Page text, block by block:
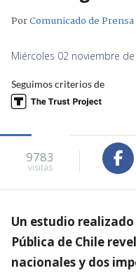
PorComunicado de Prensa
Miércoles 02 noviembre
Seguimos criterios de
9783
visitas
Un estudio
Pública de Chile
nacionales y dos